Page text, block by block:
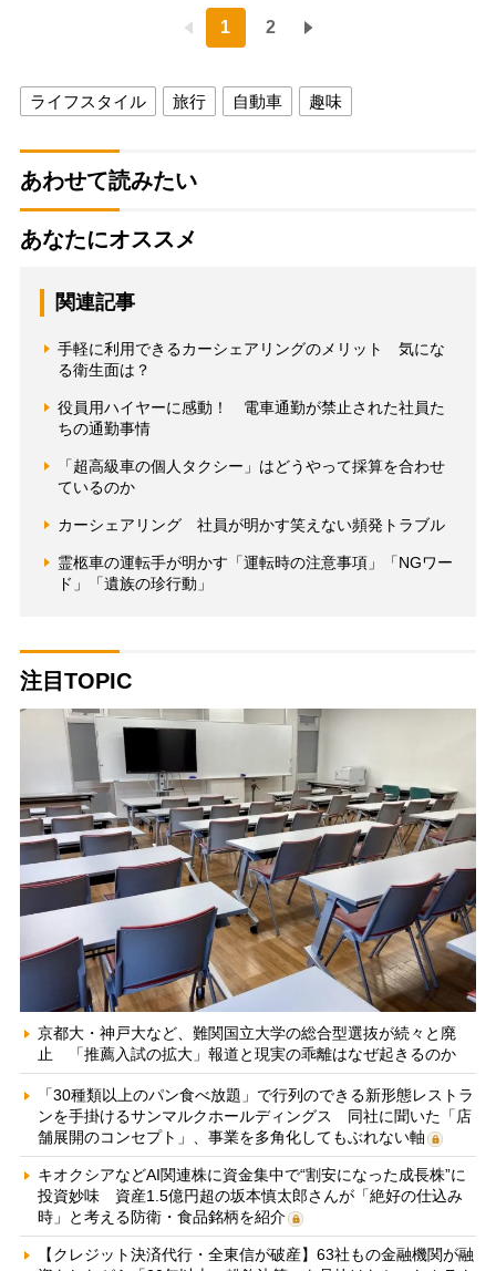
1 2
ライフスタイル 旅行 自動車 趣味
あわせて読みたい
あなたにオススメ
関連記事
手軽に利用できるカーシェアリングのメリット 気にな
る衛生面は？
役員用ハイヤーに感動！ 電車通勤が禁止された社員た
ちの通勤事情
「超高級車の個人タクシー」はどうやって採算を合わせ
ているのか
カーシェアリング 社員が明かす笑えない頻発トラブル
霊柩車の運転手が明かす「運転時の注意事項」「NGワー
ド」「遺族の珍行動」
注目TOPIC
京都大・神戸大など、難関国立大学の総合型選抜が続々と廃
止 「推薦入試の拡大」報道と現実の乖離はなぜ起きるのか
「30種類以上のパン食べ放題」で行列のできる新形態レストラ
ンを手掛けるサンマルクホールディングス 同社に聞いた「店
舗展開のコンセプト」、事業を多角化してもぶれない軸
キオクシアなどAI関連株に資金集中で“割安になった成長株”に
投資妙味 資産1.5億円超の坂本慎太郎さんが「絶好の仕込み
時」と考える防衛・食品銘柄を紹介
【クレジット決済代行・全東信が破産】63社もの金融機関が融